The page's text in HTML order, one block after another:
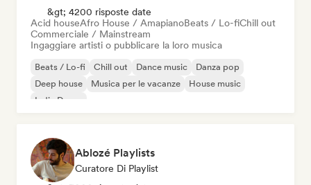
&gt; 4200 risposte date
Acid houseAfro House / AmapianoBeats / Lo-fiChill out
Commerciale / Mainstream
Ingaggiare artisti o pubblicare la loro musica
Beats / Lo-fi Chill out Dance music
Danza pop
Deep house
Musica per le vacanze
House music
Indie Dance
Ablozé Playlists
Curatore Di Playlist